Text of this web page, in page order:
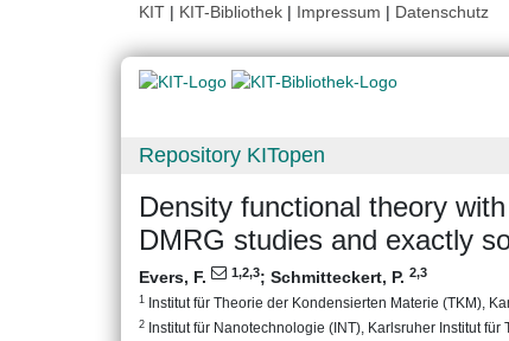
KIT | KIT-Bibliothek | Impressum | Datenschutz
Repository KITopen
Density functional theory
DMRG studies and exactly
Evers, F. 1,2,3; Schmitteckert, P. 2,3
1 Institut für Theorie der Kondensierten Materie (TKM),
2 Institut für Nanotechnologie (INT), Karlsruher Institut für